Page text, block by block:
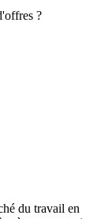
?
du travail en